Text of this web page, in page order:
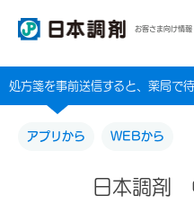
お客さま向け情報
処方箋を事前送信すると、薬局で
アプリから WEBから
日本調剤